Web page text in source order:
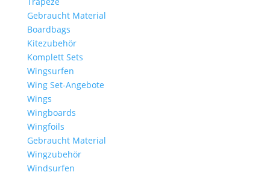
Gebraucht Material
Boardbags
Kitezubehör
Komplett Sets
Wingsurfen
Wing Set-Angebote
Wings
Wingboards
Wingfoils
Gebraucht Material
Wingzubehör
Windsurfen